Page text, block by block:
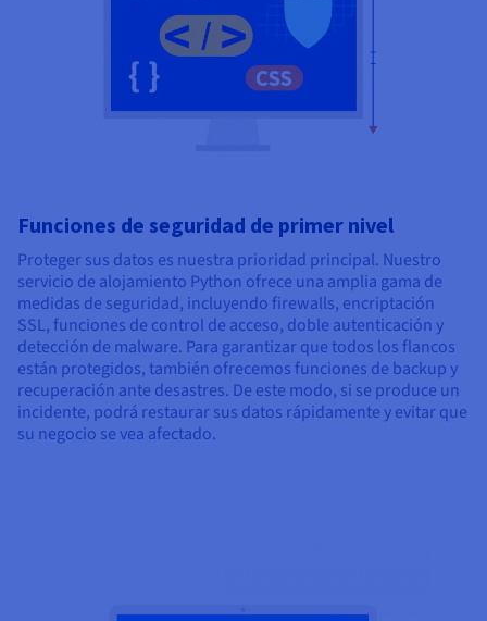
Funciones de seguridad de primer nivel
Proteger sus datos es nuestra prioridad principal. Nuestro
servicio de alojamiento Python ofrece una amplia gama de
medidas de seguridad, incluyendo firewalls, encriptación
SSL, funciones de control de acceso, doble autenticación y
detección de malware. Para garantizar que todos los flancos
están protegidos, también ofrecemos funciones de backup y
recuperación ante desastres. De este modo, si se produce un
incidente, podrá restaurar sus datos rápidamente y evitar que
su negocio se vea afectado.